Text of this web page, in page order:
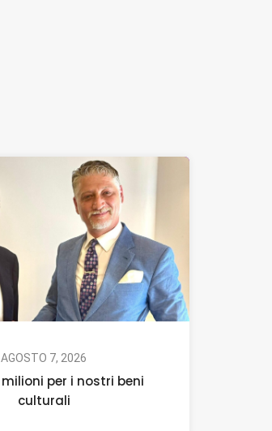
AGOSTO 7, 2026
milioni per i nostri beni
culturali